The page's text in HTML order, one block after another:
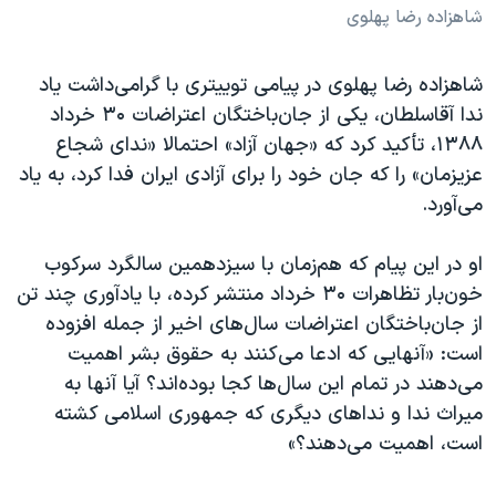
تریبونال مردمی آبان ۹۸
دادگاه حمید نوری
چهل سال گروگان‌گیری
قانون شفافیت دارائی کادر رهبری ایران
اسرائیل در جنگ
نرگس محمدی برنده جایزه نوبل صلح
همایش محافظه‌کاران آمریکا «سی‌پک»
صفحه‌های ویژه
سفر پرزیدنت ترامپ به چین
شاهزاده رضا پهلوی
شاهزاده رضا پهلوی در پیامی توییتری با گرامی‌داشت یاد
ندا آقاسلطان، یکی از جان‌باختگان اعتراضات ۳۰ خرداد
۱۳۸۸، تأکید کرد که «جهان آزاد» احتمالا «ندای شجاع
عزیزمان» را که جان خود را برای آزادی ایران فدا کرد، به یاد
می‌آورد.
او در این پیام که هم‌زمان با سیزدهمین سالگرد سرکوب
خون‌بار تظاهرات ۳۰ خرداد منتشر کرده، با یادآوری چند تن
از جان‌باختگان اعتراضات سال‌های اخیر از جمله افزوده
است: «آنهایی که ادعا می‌کنند به حقوق بشر اهمیت
می‌دهند در تمام این سال‌ها کجا بوده‌اند؟ آیا آنها به
میراث ندا و نداهای دیگری که جمهوری اسلامی کشته
است، اهمیت می‌دهند؟»